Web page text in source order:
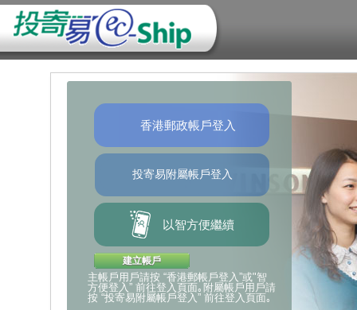
郵政局/智
提只需$13
由即日起
提服務「
智郵站自
Eleven便
詳情請按此
香港郵政已
本地郵件
香港郵政
請按此 了
由2025年
「我的政府
登入」功
登入及使用
● 投寄易
● 我的特快
● 香港郵
● 樂滿郵
用戶可改
其投寄易
網絡攻擊
料。 香港
阻止未經
括特快專
響。
威對進口
保安及安
前進行初步
資料供海
填寫, 並避
寄件人需
碼，以在
關外地海關
人需於投
要時跟進
有任何懷
以英文或
投寄內載
威，所有
寫，並盡
寄件人
與郵寄物
付運或延
為加快清
往所有目的
香港郵政帳戶登入
以智方便繼續
建立帳戶
主帳戶用戶請按 “香港郵帳戶登入”或"智
方便登入” 前往登入頁面｡附屬帳戶用戶請
按 “投寄易附屬帳戶登入” 前往登入頁面｡